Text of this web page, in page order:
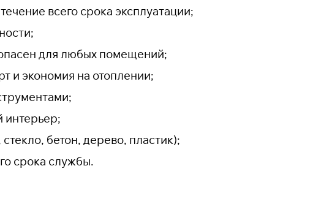
всего срока эксплуатации;
для любых помещений;
и экономия на отоплении;
интерьер;
бетон, дерево, пластик);
срока службы.